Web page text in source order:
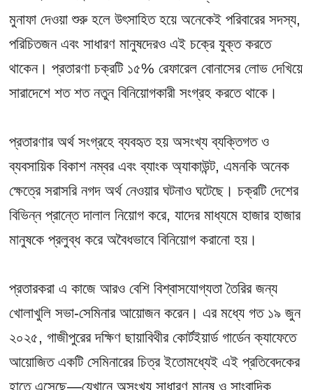
মুনাফা দেওয়া শুরু হলে উৎসাহিত হয়ে অনেকেই পরিবারের সদস্য,
পরিচিতজন এবং সাধারণ মানুষদেরও এই চক্রে যুক্ত করতে
থাকেন। প্রতারণা চক্রটি ১৫% রেফারেল বোনাসের লোভ দেখিয়ে
সারাদেশে শত শত নতুন বিনিয়োগকারী সংগ্রহ করতে থাকে।
প্রতারণার অর্থ সংগ্রহে ব্যবহৃত হয় অসংখ্য ব্যক্তিগত ও
ব্যবসায়িক বিকাশ নম্বর এবং ব্যাংক অ্যাকাউন্ট, এমনকি অনেক
ক্ষেত্রে সরাসরি নগদ অর্থ নেওয়ার ঘটনাও ঘটেছে। চক্রটি দেশের
বিভিন্ন প্রান্তে দালাল নিয়োগ করে, যাদের মাধ্যমে হাজার হাজার
মানুষকে প্রলুব্ধ করে অবৈধভাবে বিনিয়োগ করানো হয়।
প্রতারকরা এ কাজে আরও বেশি বিশ্বাসযোগ্যতা তৈরির জন্য
খোলাখুলি সভা-সেমিনার আয়োজন করেন। এর মধ্যে গত ১৯ জুন
২০২৫, গাজীপুরের দক্ষিণ ছায়াবিথীর কোর্টইয়ার্ড গার্ডেন ক্যাফেতে
আয়োজিত একটি সেমিনারের চিত্র ইতোমধ্যেই এই প্রতিবেদকের
হাতে এসেছে—যেখানে অসংখ্য সাধারণ মানুষ ও সাংবাদিক